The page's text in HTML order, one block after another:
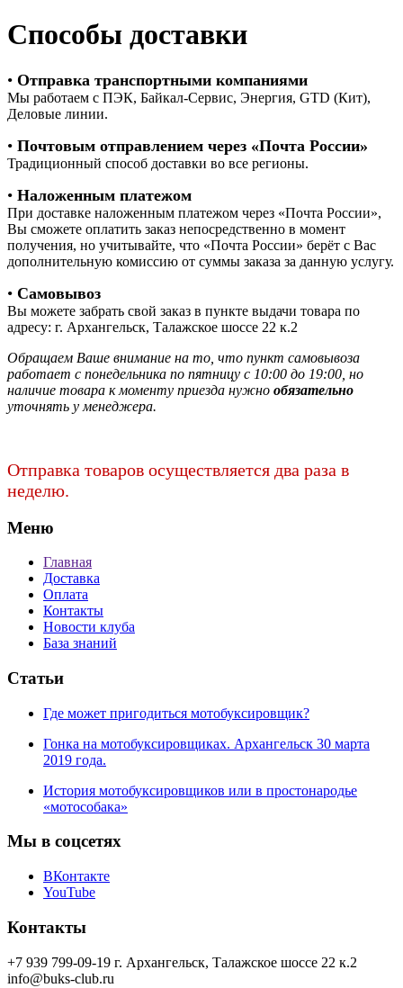
Способы доставки
• Отправка транспортными компаниями
Мы работаем с ПЭК, Байкал-Сервис, Энергия, GTD (Кит),
Деловые линии.
• Почтовым отправлением через «Почта России»
Традиционный способ доставки во все регионы.
• Наложенным платежом
При доставке наложенным платежом через «Почта России»,
Вы сможете оплатить заказ непосредственно в момент
получения, но учитывайте, что «Почта России» берёт с Вас
дополнительную комиссию от суммы заказа за данную услугу.
• Самовывоз
Вы можете забрать свой заказ в пункте выдачи товара по
адресу: г. Архангельск, Талажское шоссе 22 к.2
Обращаем Ваше внимание на то, что пункт самовывоза
работает с понедельника по пятницу с 10:00 до 19:00, но
наличие товара к моменту приезда нужно обязательно
уточнять у менеджера.
Отправка товаров осуществляется два раза в
неделю.
Меню
Главная
Доставка
Оплата
Контакты
Новости клуба
База знаний
Статьи
Где может пригодиться мотобуксировщик?
Гонка на мотобуксировщиках. Архангельск 30 марта
2019 года.
История мотобуксировщиков или в простонародье
«мотособака»
Мы в соцсетях
ВКонтакте
YouTube
Контакты
+7 939 799-09-19 г. Архангельск, Талажское шоссе 22 к.2
info@buks-club.ru